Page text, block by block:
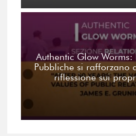
Authentic Glow Worms:
Pubbliche si rafforzano
riflessione sui